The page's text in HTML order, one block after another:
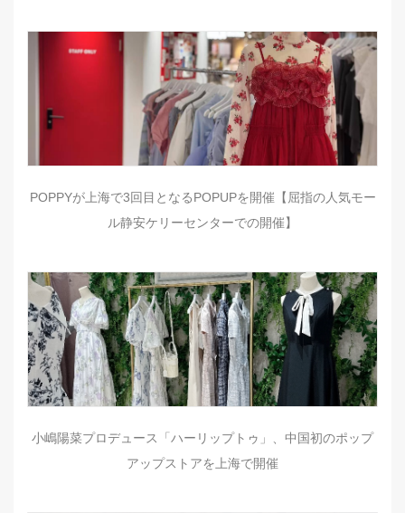
POPPYが上海で3回目となるPOPUPを開催【屈指の人気モー
ル静安ケリーセンターでの開催】
小嶋陽菜プロデュース「ハーリップトゥ」、中国初のポップ
アップストアを上海で開催